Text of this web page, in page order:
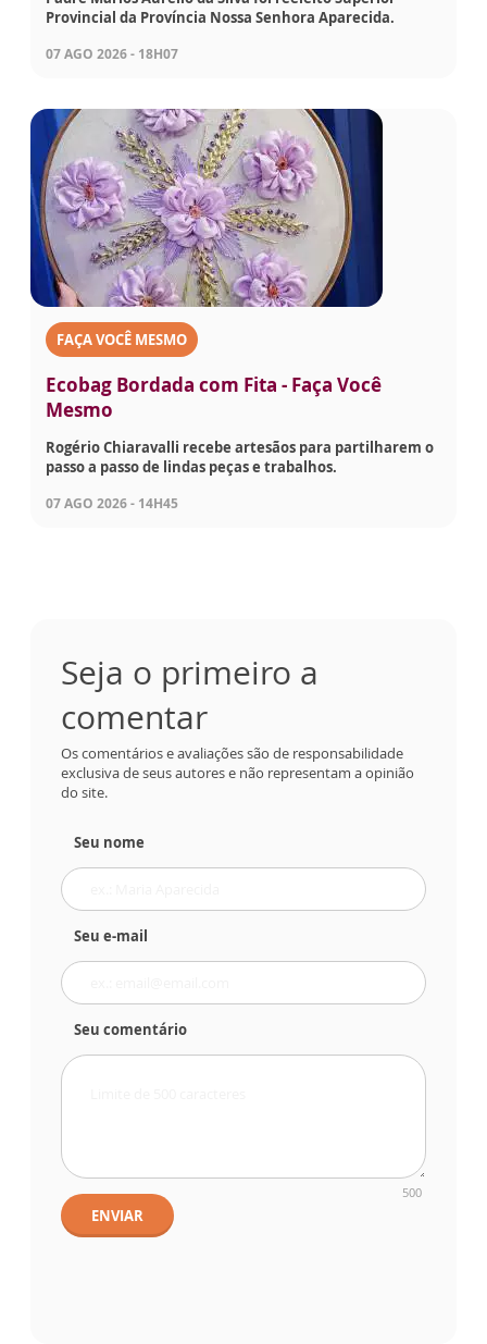
Provincial da Província Nossa Senhora Aparecida.
07 AGO 2026 - 18H07
FAÇA VOCÊ MESMO
Ecobag Bordada com Fita - Faça Você
Mesmo
Rogério Chiaravalli recebe artesãos para partilharem o
passo a passo de lindas peças e trabalhos.
07 AGO 2026 - 14H45
Seja o primeiro a
comentar
Os comentários e avaliações são de responsabilidade
exclusiva de seus autores e não representam a opinião
do site.
Seu nome
Seu e-mail
Seu comentário
500
ENVIAR